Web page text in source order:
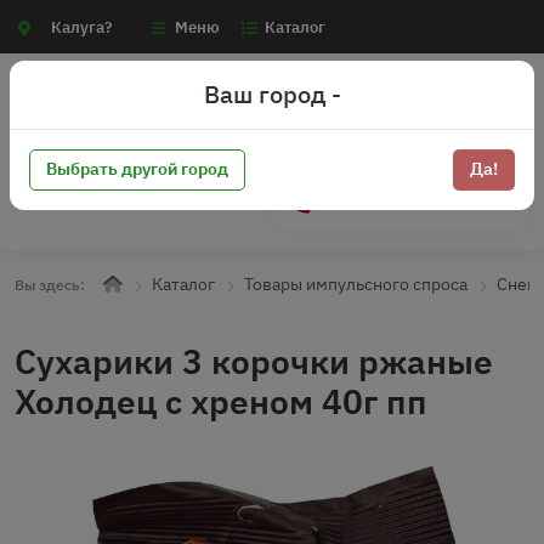
Калуга? Меню Каталог
Вы здесь: Каталог Товары импульсного спроса
Сухарики 3 корочки ржаные
Холодец с хреном 40г пп
Ваш город -
Выбрать другой город Да!